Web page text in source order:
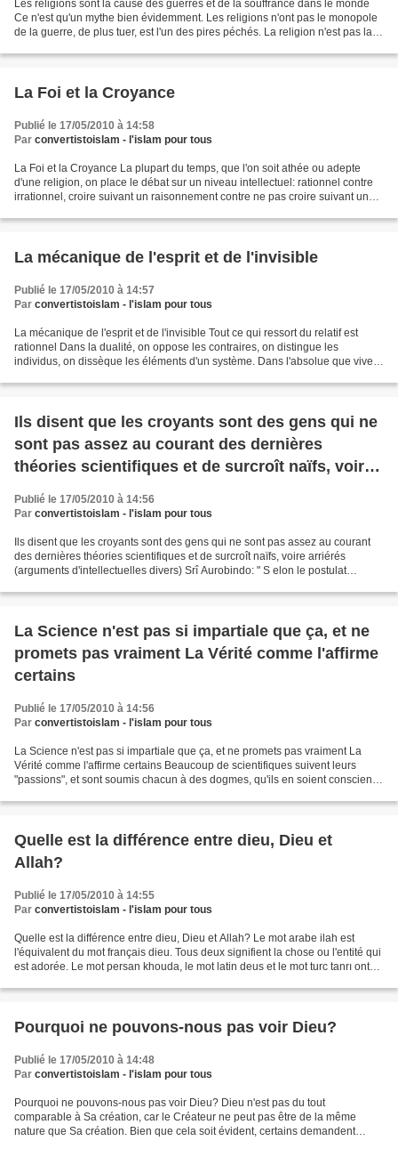
Les religions sont la cause des guerres et de la souffrance dans le monde
Ce n'est qu'un mythe bien évidemment. Les religions n'ont pas le monopole
de la guerre, de plus tuer, est l'un des pires péchés. La religion n'est pas la
La Foi et la Croyance
Publié le 17/05/2010 à 14:58
Par convertistoislam - l'islam pour tous
La Foi et la Croyance La plupart du temps, que l'on soit athée ou adepte
d'une religion, on place le débat sur un niveau intellectuel: rationnel contre
irrationnel, croire suivant un raisonnement contre ne pas croire suivant un
La mécanique de l'esprit et de l'invisible
Publié le 17/05/2010 à 14:57
Par convertistoislam - l'islam pour tous
La mécanique de l'esprit et de l'invisible Tout ce qui ressort du relatif est
rationnel Dans la dualité, on oppose les contraires, on distingue les
individus, on dissèque les éléments d'un système. Dans l'absolue que vivent
Ils disent que les croyants sont des gens qui ne
sont pas assez au courant des dernières
théories scientifiques et de surcroît naïfs, voire
arriérés
Publié le 17/05/2010 à 14:56
Par convertistoislam - l'islam pour tous
Ils disent que les croyants sont des gens qui ne sont pas assez au courant
des dernières théories scientifiques et de surcroît naïfs, voire arriérés
(arguments d'intellectuelles divers) Srî Aurobindo: " S elon le postulat
La Science n'est pas si impartiale que ça, et ne
promets pas vraiment La Vérité comme l'affirme
certains
Publié le 17/05/2010 à 14:56
Par convertistoislam - l'islam pour tous
La Science n'est pas si impartiale que ça, et ne promets pas vraiment La
Vérité comme l'affirme certains Beaucoup de scientifiques suivent leurs
"passions", et sont soumis chacun à des dogmes, qu'ils en soient conscients
Quelle est la différence entre dieu, Dieu et
Allah?
Publié le 17/05/2010 à 14:55
Par convertistoislam - l'islam pour tous
Quelle est la différence entre dieu, Dieu et Allah? Le mot arabe ilah est
l'équivalent du mot français dieu. Tous deux signifient la chose ou l'entité qui
est adorée. Le mot persan khouda, le mot latin deus et le mot turc tanrı ont
Pourquoi ne pouvons-nous pas voir Dieu?
Publié le 17/05/2010 à 14:48
Par convertistoislam - l'islam pour tous
Pourquoi ne pouvons-nous pas voir Dieu? Dieu n'est pas du tout
comparable à Sa création, car le Créateur ne peut pas être de la même
nature que Sa création. Bien que cela soit évident, certains demandent